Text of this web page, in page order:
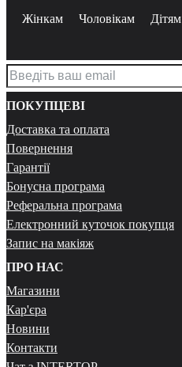
Жінкам Чоловікам Дітям
ПОКУПЦЕВІ
Доставка та оплата
Повернення
Гарантії
Бонусна програма
Реферальна програма
Електронний куточок покупця
Запис на макіяж
ПРО НАС
Магазини
Кар'єра
Новини
Контакти